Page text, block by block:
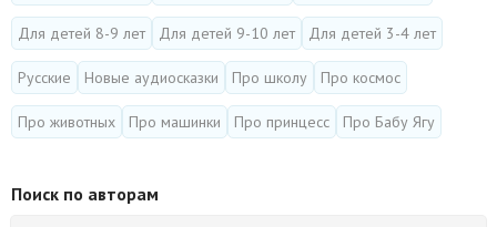
Для детей 8-9 лет Для детей 9-10 лет Для детей 3-4 лет
Русские Новые аудиосказки Про школу Про космос
Про животных Про машинки Про принцесс Про Бабу Ягу
Поиск по авторам